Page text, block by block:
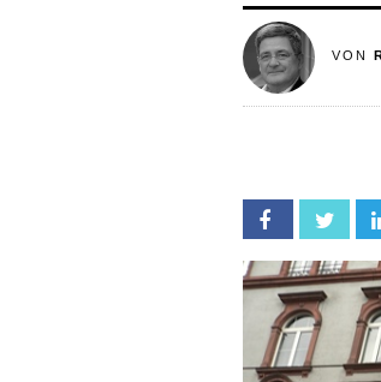
VON
Facebook